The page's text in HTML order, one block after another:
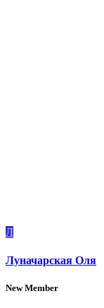
Л
Луначарская Оля
New Member